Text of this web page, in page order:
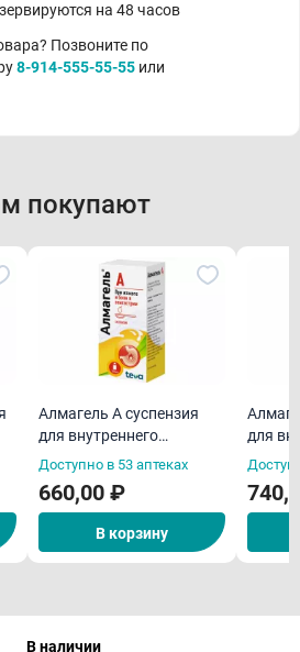
на 48 часов
Позвоните по
8-914-555-55-55 или
покупают
Алмагель А суспензия
для внутреннего
применения 170мл
Доступно в 53 аптеках
660,00 ₽
В корзину
для
В наличии